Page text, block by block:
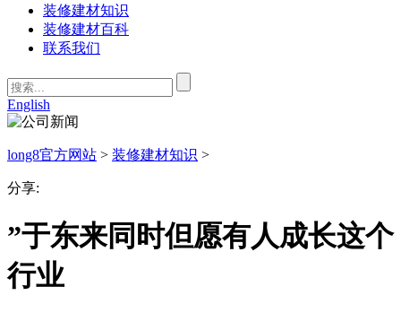
装修建材知识
装修建材百科
联系我们
English
long8官方网站 > 装修建材知识 >
分享:
”于东来同时但愿有人成长这个
行业